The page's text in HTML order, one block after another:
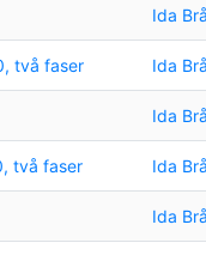
Ida
två faser Ida
Ida
två faser Ida
Ida